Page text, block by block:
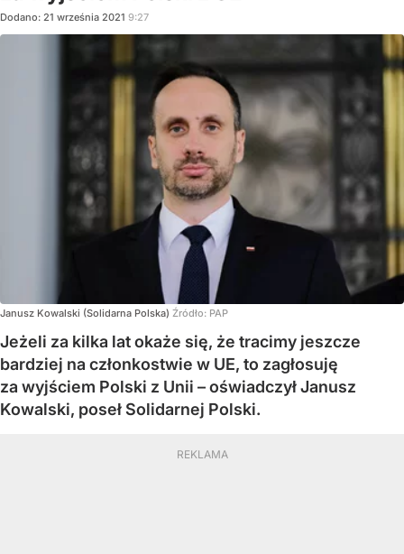
Dodano: 21 września 2021 9:27
Janusz Kowalski (Solidarna Polska) Źródło: PAP
Jeżeli za kilka lat okaże się, że tracimy jeszcze
bardziej na członkostwie w UE, to zagłosuję
za wyjściem Polski z Unii – oświadczył Janusz
Kowalski, poseł Solidarnej Polski.